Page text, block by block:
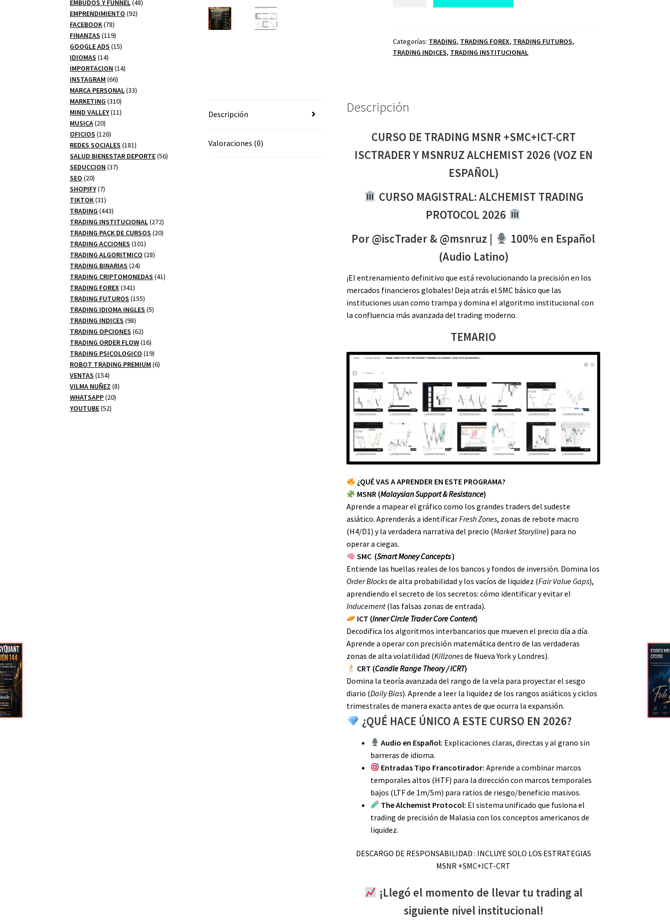
+SMC+ICT-
CRT
ALCHEMIST
EN
ESPAÑOL)
Categorías: TRADING, TRADING FOREX, TRADING FUTUROS,
TRADING INDICES, TRADING INSTITUCIONAL
Descripción
Valoraciones (0)
Descripción
CURSO DE TRADING MSNR +SMC+ICT-CRT
ISCTRADER Y MSNRUZ ALCHEMIST 2026 (VOZ EN
ESPAÑOL)
CURSO MAGISTRAL: ALCHEMIST TRADING
PROTOCOL 2026
Por @iscTrader & @msnruz |
100% en Español
(Audio Latino)
¡El entrenamiento definitivo que está revolucionando la precisión en los
mercados financieros globales! Deja atrás el SMC básico que las
instituciones usan como trampa y domina el algoritmo institucional con
la confluencia más avanzada del trading moderno.
TEMARIO
¿QUÉ VAS A APRENDER EN ESTE PROGRAMA?
MSNR (Malaysian Support & Resistance)
Aprende a mapear el gráfico como los grandes traders del sudeste
asiático. Aprenderás a identificarFresh Zones, zonas de rebote macro
(H4/D1) y la verdadera narrativa del precio (Market Storyline) para no
operar a ciegas.
SMC (Smart Money Concepts)
Entiende las huellas reales de los bancos y fondos de inversión. Domina los
Order Blocksde alta probabilidad y los vacíos de liquidez (Fair Value Gaps),
aprendiendo el secreto de los secretos: cómo identificar y evitar el
Inducement(las falsas zonas de entrada).
ICT (Inner Circle Trader Core Content)
Decodifica los algoritmos interbancarios que mueven el precio día a día.
Aprende a operar con precisión matemática dentro de las verdaderas
zonas de alta volatilidad (Killzonesde Nueva York y Londres).
CRT (Candle Range Theory / iCRT)
Domina la teoría avanzada del rango de la vela para proyectar el sesgo
diario (Daily Bias). Aprende a leer la liquidez de los rangos asiáticos y ciclos
trimestrales de manera exacta antes de que ocurra la expansión.
¿QUÉ HACE ÚNICO A ESTE CURSO EN 2026?
Audio en Español: Explicaciones claras, directas y al grano sin
barreras de idioma.
Entradas Tipo Francotirador: Aprende a combinar marcos
temporales altos (HTF) para la dirección con marcos temporales
bajos (LTF de 1m/5m) para ratios de riesgo/beneficio masivos.
The Alchemist Protocol: El sistema unificado que fusiona el
trading de precisión de Malasia con los conceptos americanos de
liquidez.
DESCARGO DE RESPONSABILIDAD : INCLUYE SOLO LOS ESTRATEGIAS
MSNR +SMC+ICT-CRT
¡Llegó el momento de llevar tu trading al
siguiente nivel institucional!
productos
EMBUDOS Y FUNNEL 4848
EMPRENDIMIENTO 9292
FACEBOOK 7878
productos
FINANZAS 119119
productos
GOOGLE ADS 1515
IDIOMAS 1414
productos
IMPORTACION 1414
INSTAGRAM 6666
productos
MARCA PERSONAL 3333
MARKETING 310310
productos
MIND VALLEY 1111
MUSICA 2020
productos
OFICIOS 126126
productos
REDES SOCIALES 181181
productos
SALUD BIENESTAR DEPORTE 5656
SEDUCCION 3737
SEO 2020
productos
SHOPIFY 77
productos
TIKTOK 3131
productos
TRADING 443443
productos
TRADING INSTITUCIONAL 272272
productos
TRADING PACK DE CURSOS 2020
TRADING ACCIONES 101101
productos
TRADING ALGORITMICO 2828
TRADING BINARIAS 2424
productos
TRADING CRIPTOMONEDAS 4141
TRADING FOREX 341341
productos
TRADING FUTUROS 155155
productos
TRADING IDIOMA INGLES 55
TRADING INDICES 9898
productos
TRADING OPCIONES 6262
productos
TRADING ORDER FLOW 1616
productos
TRADING PSICOLOGICO 1919
productos
ROBOT TRADING PREMIUM 66
VENTAS 154154
productos
VILMA NUÑEZ 88
WHATSAPP 2020
YOUTUBE 5252